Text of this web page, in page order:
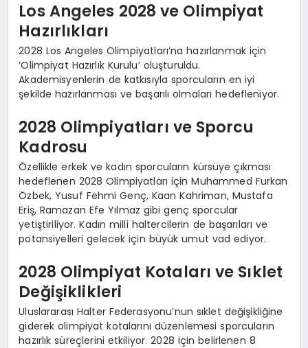
Los Angeles 2028 ve Olimpiyat
Hazırlıkları
2028 Los Angeles Olimpiyatları’na hazırlanmak için
‘Olimpiyat Hazırlık Kurulu’ oluşturuldu.
Akademisyenlerin de katkısıyla sporcuların en iyi
şekilde hazırlanması ve başarılı olmaları hedefleniyor.
2028 Olimpiyatları ve Sporcu
Kadrosu
Özellikle erkek ve kadın sporcuların kürsüye çıkması
hedeflenen 2028 Olimpiyatları için Muhammed Furkan
Özbek, Yusuf Fehmi Genç, Kaan Kahriman, Mustafa
Eriş, Ramazan Efe Yılmaz gibi genç sporcular
yetiştiriliyor. Kadın milli haltercilerin de başarıları ve
potansiyelleri gelecek için büyük umut vad ediyor.
2028 Olimpiyat Kotaları ve Sıklet
Değişiklikleri
Uluslararası Halter Federasyonu’nun sıklet değişikliğine
giderek olimpiyat kotalarını düzenlemesi sporcuların
hazırlık süreçlerini etkiliyor. 2028 için belirlenen 8